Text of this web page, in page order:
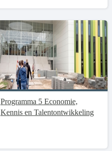
Programma 5 Economie,
Kennis en Talentontwikkeling